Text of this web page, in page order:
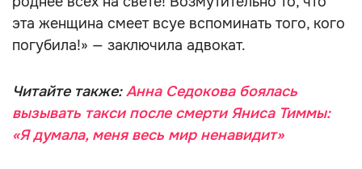
эта женщина смеет всуе вспоминать того, кого
погубила!» — заключила адвокат.
Читайте также:Анна Седокова боялась
вызывать такси после смерти Яниса Тиммы:
«Я думала, меня весь мир ненавидит»